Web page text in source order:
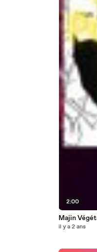
2:00
Majin
il y a 2 ans